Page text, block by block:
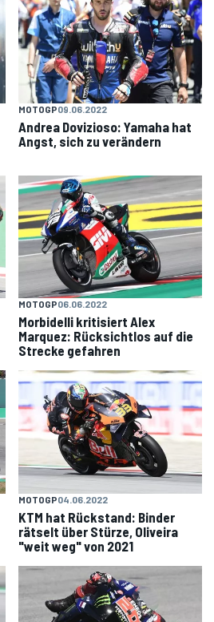
MOTOGP09.06.2022
Andrea Dovizioso: Yamaha hat
Angst, sich zu verändern
MOTOGP06.06.2022
Morbidelli kritisiert Alex
Marquez: Rücksichtlos auf die
Strecke gefahren
MOTOGP04.06.2022
KTM hat Rückstand: Binder
rätselt über Stürze, Oliveira
"weit weg" von 2021